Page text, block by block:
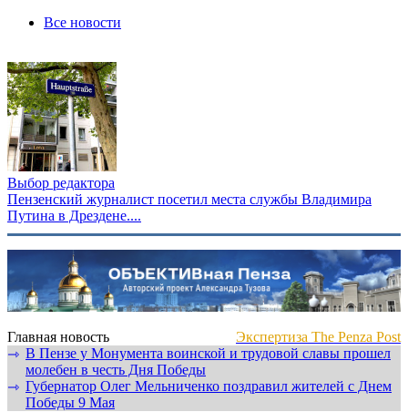
Все новости
Выбор редактора
Пензенский журналист посетил места службы Владимира
Путина в Дрездене....
Главная новость
Экспертиза The Penza Post
⇾ В Пензе у Монумента воинской и трудовой славы прошел
молебен в честь Дня Победы
⇾ Губернатор Олег Мельниченко поздравил жителей с Днем
Победы 9 Мая